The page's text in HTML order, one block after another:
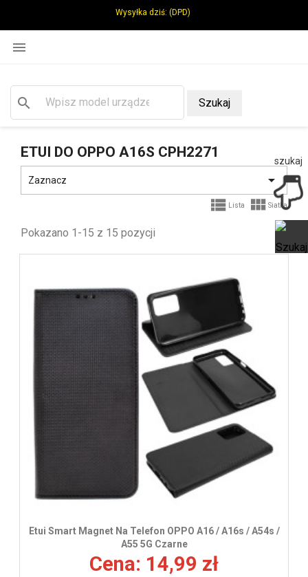
Wysyłka dziś: (DPD)

search Szukaj
ETUI DO OPPO A16S CPH2271
Zaznacz 
 Lista  Siatka
Pokazano 1-15 z 15 pozycji
Etui Smart Magnet Na Telefon OPPO A16 / A16s / A54s /
A55 5G Czarne
Cena: 14,99 zł
szukaj